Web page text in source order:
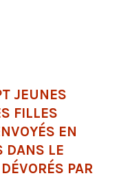
JEUNES
FILLES
EN
DANS LE
PAR